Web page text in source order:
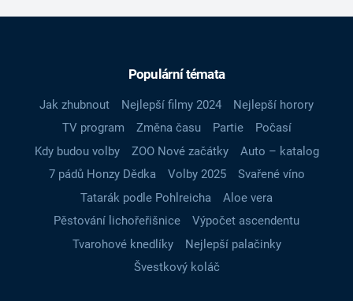
Populární témata
Jak zhubnout Nejlepší filmy 2024
Nejlepší horory
TV program
Změna času Partie
Počasí
Kdy budou volby
ZOO Nové začátky
Auto – katalog
7 pádů Honzy Dědka
Volby 2025
Svařené víno
Tatarák podle Pohlreicha
Aloe vera
Pěstování lichořeřišnice
Výpočet ascendentu
Tvarohové knedlíky
Nejlepší palačinky
Švestkový koláč